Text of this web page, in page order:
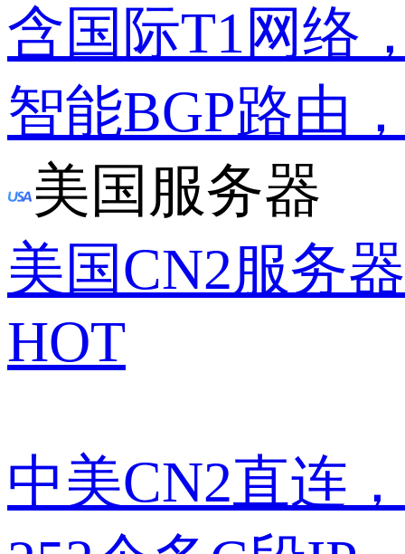
含国际T1网络
智能BGP路由
美国服务器
美国CN2服务器
HOT
中美CN2直连